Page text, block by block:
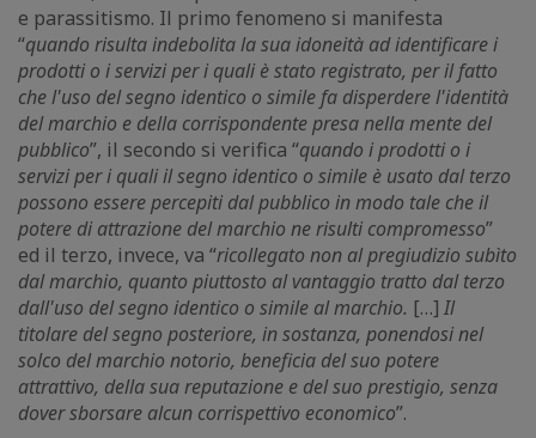
e parassitismo. Il primo fenomeno si manifesta
“quando risulta indebolita la sua idoneità ad identificare i
prodotti o i servizi per i quali è stato registrato, per il fatto
che l'uso del segno identico o simile fa disperdere l'identità
del marchio e della corrispondente presa nella mente del
pubblico”, il secondo si verifica “quando i prodotti o i
servizi per i quali il segno identico o simile è usato dal terzo
possono essere percepiti dal pubblico in modo tale che il
potere di attrazione del marchio ne risulti compromesso”
ed il terzo, invece, va “ricollegato non al pregiudizio subìto
dal marchio, quanto piuttosto al vantaggio tratto dal terzo
dall'uso del segno identico o simile al marchio. […] Il
titolare del segno posteriore, in sostanza, ponendosi nel
solco del marchio notorio, beneficia del suo potere
attrattivo, della sua reputazione e del suo prestigio, senza
dover sborsare alcun corrispettivo economico”.